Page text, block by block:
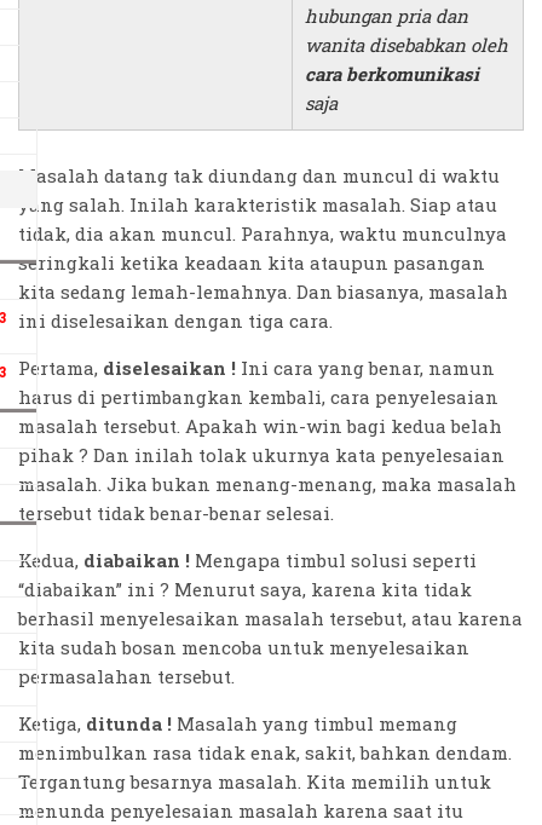
hubungan pria dan
wanita disebabkan oleh
cara berkomunikasi
saja
Masalah datang tak diundang dan muncul di waktu
yang salah. Inilah karakteristik masalah. Siap atau
tidak, dia akan muncul. Parahnya, waktu munculnya
seringkali ketika keadaan kita ataupun pasangan
kita sedang lemah-lemahnya. Dan biasanya, masalah
ini diselesaikan dengan tiga cara.
Pertama, diselesaikan ! Ini cara yang benar, namun
harus di pertimbangkan kembali, cara penyelesaian
masalah tersebut. Apakah win-win bagi kedua belah
pihak ? Dan inilah tolak ukurnya kata penyelesaian
masalah. Jika bukan menang-menang, maka masalah
tersebut tidak benar-benar selesai.
Kedua, diabaikan ! Mengapa timbul solusi seperti
“diabaikan” ini ? Menurut saya, karena kita tidak
berhasil menyelesaikan masalah tersebut, atau karena
kita sudah bosan mencoba untuk menyelesaikan
permasalahan tersebut.
Ketiga, ditunda ! Masalah yang timbul memang
menimbulkan rasa tidak enak, sakit, bahkan dendam.
Tergantung besarnya masalah. Kita memilih untuk
menunda penyelesaian masalah karena saat itu